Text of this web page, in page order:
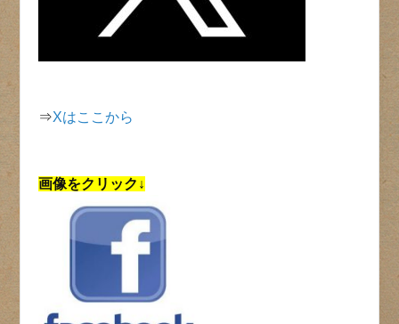
⇒Xはここから
画像をクリック↓